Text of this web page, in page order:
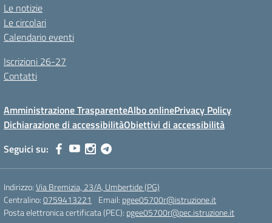
Le notizie
Le circolari
Calendario eventi
Iscrizioni 26-27
Contatti
Amministrazione TrasparenteAlbo onlinePrivacy Policy
Dichiarazione di accessibilitàObiettivi di accessibilità
Seguici su:
Indirizzo:Via Bremizia, 23/A, Umbertide (PG)
Centralino:0759413221 Email: pgee05700r@istruzione.it
Posta elettronica certificata (PEC): pgee05700r@pec.istruzione.it